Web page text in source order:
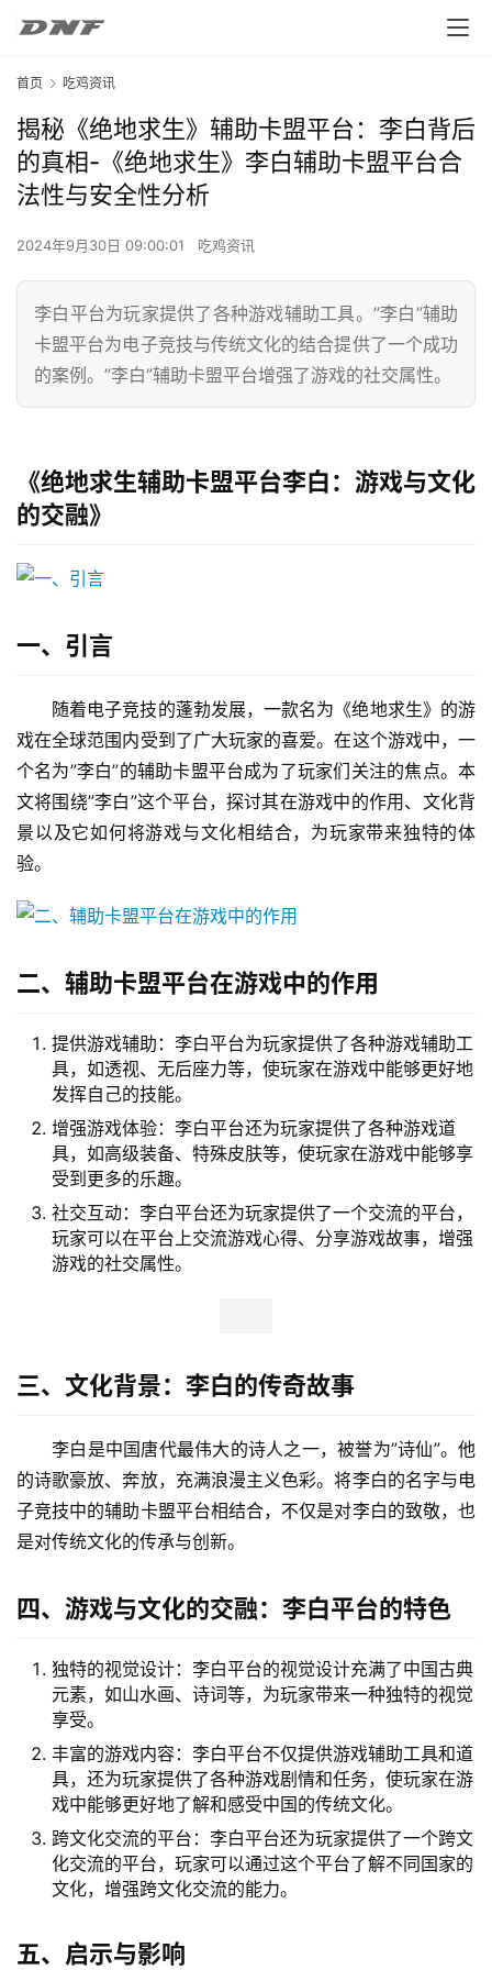
首页 吃鸡资讯
揭秘《绝地求生》辅助卡盟平台：李白背后
的真相-《绝地求生》李白辅助卡盟平台合
法性与安全性分析
2024年9月30日 09:00:01 吃鸡资讯
李白平台为玩家提供了各种游戏辅助工具。”李白”辅助
卡盟平台为电子竞技与传统文化的结合提供了一个成功
的案例。”李白”辅助卡盟平台增强了游戏的社交属性。
《绝地求生辅助卡盟平台李白：游戏与文化
的交融》
一、引言
随着电子竞技的蓬勃发展，一款名为《绝地求生》的游
戏在全球范围内受到了广大玩家的喜爱。在这个游戏中，一
个名为”李白”的辅助卡盟平台成为了玩家们关注的焦点。本
文将围绕”李白”这个平台，探讨其在游戏中的作用、文化背
景以及它如何将游戏与文化相结合，为玩家带来独特的体
验。
二、辅助卡盟平台在游戏中的作用
提供游戏辅助：李白平台为玩家提供了各种游戏辅助工
具，如透视、无后座力等，使玩家在游戏中能够更好地
发挥自己的技能。
增强游戏体验：李白平台还为玩家提供了各种游戏道
具，如高级装备、特殊皮肤等，使玩家在游戏中能够享
受到更多的乐趣。
社交互动：李白平台还为玩家提供了一个交流的平台，
玩家可以在平台上交流游戏心得、分享游戏故事，增强
游戏的社交属性。
三、文化背景：李白的传奇故事
李白是中国唐代最伟大的诗人之一，被誉为”诗仙”。他
的诗歌豪放、奔放，充满浪漫主义色彩。将李白的名字与电
子竞技中的辅助卡盟平台相结合，不仅是对李白的致敬，也